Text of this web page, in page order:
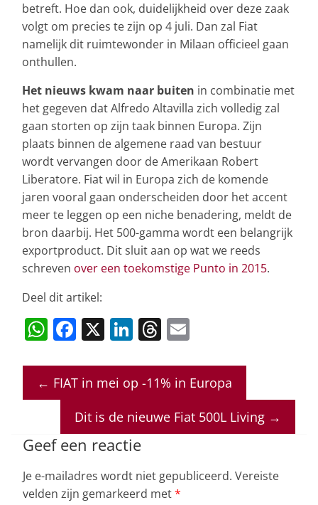
betreft. Hoe dan ook, duidelijkheid over deze zaak
volgt om precies te zijn op 4 juli. Dan zal Fiat
namelijk dit ruimtewonder in Milaan officieel gaan
onthullen.
Het nieuws kwam naar buiten in combinatie met
het gegeven dat Alfredo Altavilla zich volledig zal
gaan storten op zijn taak binnen Europa. Zijn
plaats binnen de algemene raad van bestuur
wordt vervangen door de Amerikaan Robert
Liberatore. Fiat wil in Europa zich de komende
jaren vooral gaan onderscheiden door het accent
meer te leggen op een niche benadering, meldt de
bron daarbij. Het 500-gamma wordt een belangrijk
exportproduct. Dit sluit aan op wat we reeds
schreven over een toekomstige Punto in 2015.
Deel dit artikel:
W
at
s
p
p
F
c
e
b
o
o
k
X Li
k
e
dI
n
T
re
a
d
s
ai
l
← FIAT in mei op -11% in Europa
Dit is de nieuwe Fiat 500L Living →
Geef een reactie
Je e-mailadres wordt niet gepubliceerd. Vereiste
velden zijn gemarkeerd met*